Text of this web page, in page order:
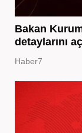
Bakan
detaylarını
Haber7